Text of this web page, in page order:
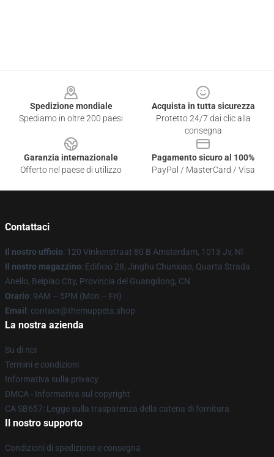
Spedizione mondiale
Spediamo in oltre 200 paesi
Acquista in tutta sicurezza
Protetto 24/7 dai clic alla
consegna
Garanzia internazionale
Offerto nel paese di utilizzo
Pagamento sicuro al 100%
PayPal / MasterCard / Visa
Contattaci
Il nostro ufficio: 120 Vinkenstraat 80 B Amsterdam, 1013 Jv, Nl
Il nostro magazzino: Edificio 28, Jinghu Chunxiao, Quarta Strada
Anello, Beipiao City, Provincia del Guangdong, CN
Orario: 9AM – 5PM (Mon – Fri)
Email : contact@themuppets.shop
La nostra azienda
Su di noi
Termini e condizioni
Informativa sulla privacy
DMCA - Informativa sul copyright
CA SB657: Legge sulla trasparenza della catena di fornitura
Il nostro supporto
Condizioni di spedizione e consegna